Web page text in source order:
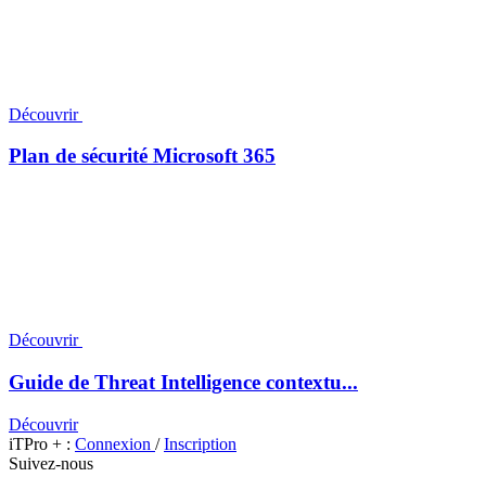
Découvrir
Plan de sécurité Microsoft 365
Découvrir
Guide de Threat Intelligence contextu...
Découvrir
iTPro + : Connexion /Inscription
Suivez-nous